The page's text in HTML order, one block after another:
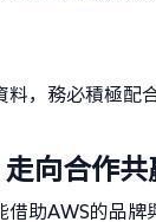
，務必積極配
向合作共
助AWS的品